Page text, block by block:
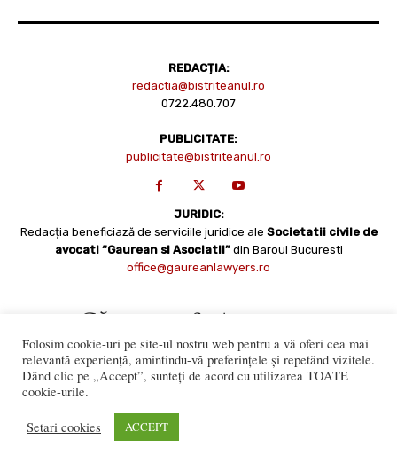
REDACȚIA:
redactia@bistriteanul.ro
0722.480.707
PUBLICITATE:
publicitate@bistriteanul.ro
JURIDIC:
Redacția beneficiază de serviciile juridice ale Societatii civile de
avocati “Gaurean si Asociatii” din Baroul Bucuresti
office@gaureanlawyers.ro
numai cu acordul expres al Bistriteanul.Ro. © Copyright 2008 -
Folosim cookie-uri pe site-ul nostru web pentru a vă oferi cea mai
relevantă experiență, amintindu-vă preferințele și repetând vizitele.
Dând clic pe „Accept”, sunteți de acord cu utilizarea TOATE
cookie-urile.
Setari cookies ACCEPT